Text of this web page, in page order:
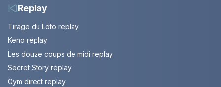
Replay
Tirage du Loto replay
Keno replay
Les douze coups de midi replay
Secret Story replay
Gym direct replay